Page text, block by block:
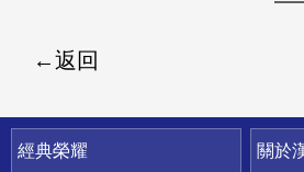
返回
快速連結
經典榮耀
關於